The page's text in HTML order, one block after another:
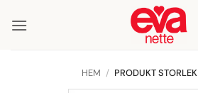
HEM / PRODUKT STORLEK